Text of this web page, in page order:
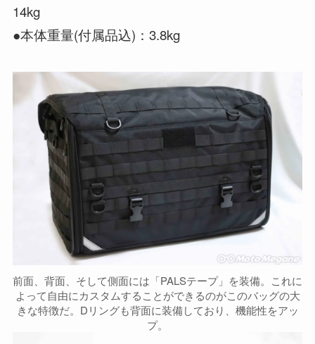
14kg
●本体重量(付属品込)：3.8kg
前面、背面、そして側面には「PALSテープ」を装備。これに
よって自由にカスタムすることができるのがこのバッグの大
きな特徴だ。Dリングも背面に装備しており、機能性をアッ
プ。